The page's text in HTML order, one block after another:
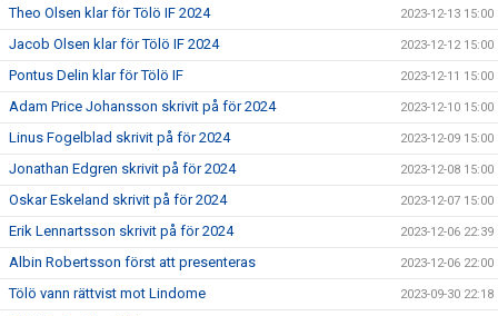
Theo Olsen klar för Tölö IF 2024 2023-12-13 15:00
Jacob Olsen klar för Tölö IF 2024 2023-12-12 15:00
Pontus Delin klar för Tölö IF 2023-12-11 15:00
Adam Price Johansson skrivit på för 2024 2023-12-10 15:00
Linus Fogelblad skrivit på för 2024 2023-12-09 15:00
Jonathan Edgren skrivit på för 2024 2023-12-08 15:00
Oskar Eskeland skrivit på för 2024 2023-12-07 15:00
Erik Lennartsson skrivit på för 2024 2023-12-06 22:39
Albin Robertsson först att presenteras 2023-12-06 22:00
Tölö vann rättvist mot Lindome 2023-09-30 22:18